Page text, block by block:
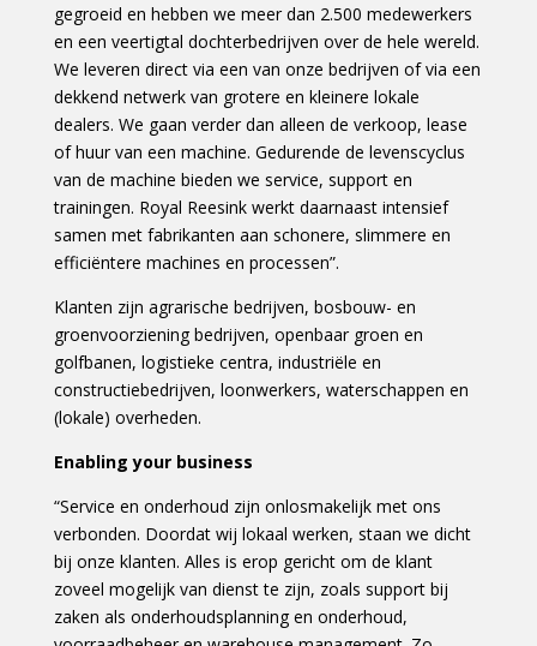
gegroeid en hebben we meer dan 2.500 medewerkers
en een veertigtal dochterbedrijven over de hele wereld.
We leveren direct via een van onze bedrijven of via een
dekkend netwerk van grotere en kleinere lokale
dealers. We gaan verder dan alleen de verkoop, lease
of huur van een machine. Gedurende de levenscyclus
van de machine bieden we service, support en
trainingen. Royal Reesink werkt daarnaast intensief
samen met fabrikanten aan schonere, slimmere en
efficiëntere machines en processen”.
Klanten zijn agrarische bedrijven, bosbouw- en
groenvoorziening bedrijven, openbaar groen en
golfbanen, logistieke centra, industriële en
constructiebedrijven, loonwerkers, waterschappen en
(lokale) overheden.
Enabling your business
“Service en onderhoud zijn onlosmakelijk met ons
verbonden. Doordat wij lokaal werken, staan we dicht
bij onze klanten. Alles is erop gericht om de klant
zoveel mogelijk van dienst te zijn, zoals support bij
zaken als onderhoudsplanning en onderhoud,